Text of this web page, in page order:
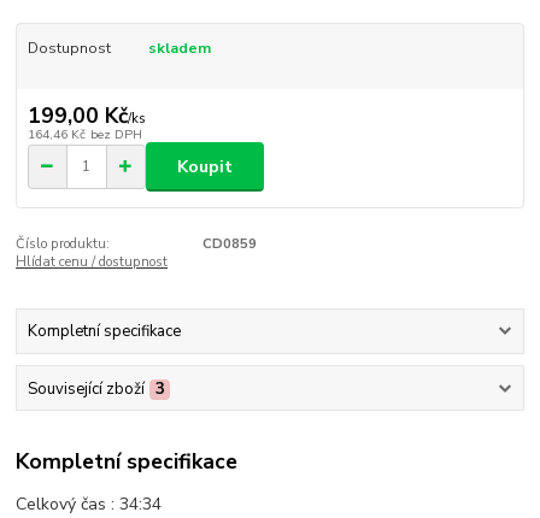
Dostupnost skladem
199,00 Kč/ks
164,46 Kč bez DPH
Koupit
Číslo produktu:
CD0859
Hlídat cenu / dostupnost
Kompletní specifikace
Související zboží 3
Kompletní specifikace
Celkový čas : 34:34